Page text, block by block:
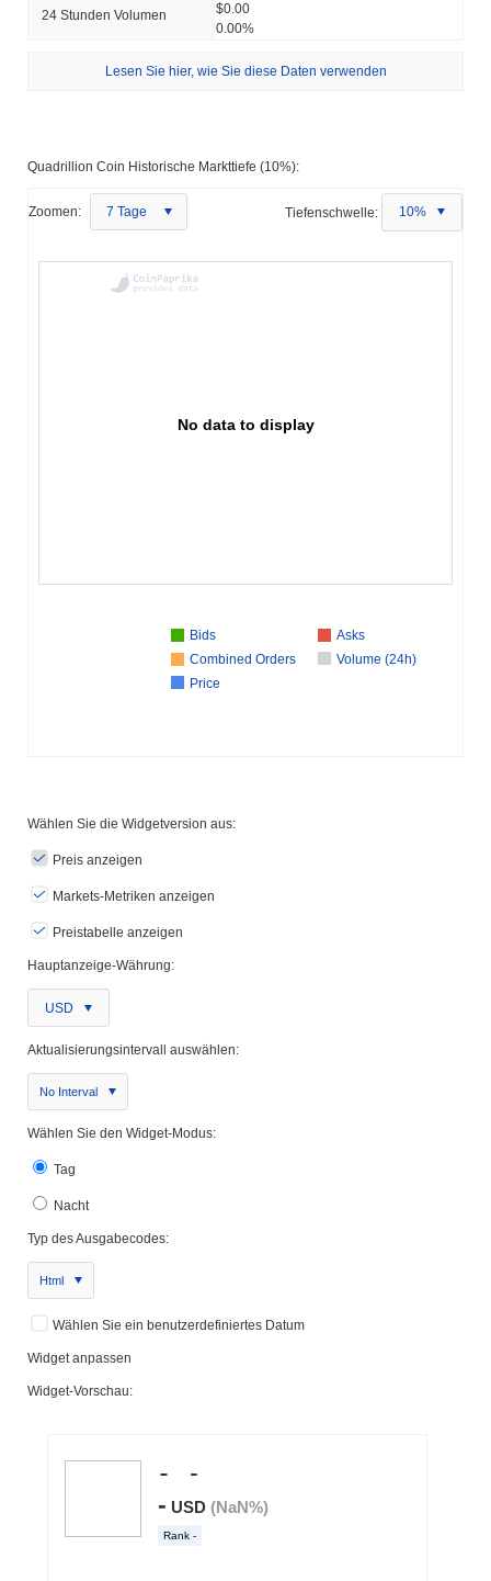
24 Stunden Volumen
$0.00
0.00%
Lesen Sie hier, wie Sie diese Daten verwenden
Quadrillion Coin Historische Markttiefe (10%):
Zoomen: 7 Tage Tiefenschwelle: 10%
No data to display
Bids
Asks
Combined Orders
Volume (24h)
Price
Wählen Sie die Widgetversion aus:
Preis anzeigen
Markets-Metriken anzeigen
Preistabelle anzeigen
Hauptanzeige-Währung:
USD
Aktualisierungsintervall auswählen:
No Interval
Wählen Sie den Widget-Modus:
Tag
Nacht
Typ des Ausgabecodes:
Html
Wählen Sie ein benutzerdefiniertes Datum
Widget anpassen
Widget-Vorschau: